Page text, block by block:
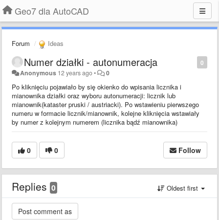
Geo7 dla AutoCAD
Forum Ideas
0
Numer działki - autonumeracja
Anonymous 12 years ago• 0
Po kliknięciu pojawiało by się okienko do wpisania licznika i
mianownika działki oraz wyboru autonumeracji: licznik lub
mianownik(kataster pruski / austriacki). Po wstawieniu pierwszego
numeru w formacie licznik/mianownik, kolejne kliknięcia wstawiały
by numer z kolejnym numerem (licznika bądź mianownika)
0 0 Follow
Replies 0 Oldest first